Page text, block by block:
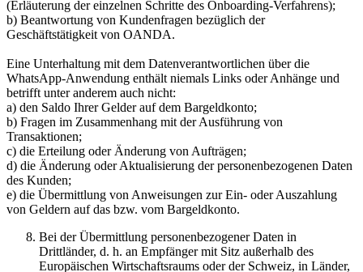
(Erläuterung der einzelnen Schritte des Onboarding-Verfahrens);
b) Beantwortung von Kundenfragen bezüglich der
Geschäftstätigkeit von OANDA.
Eine Unterhaltung mit dem Datenverantwortlichen über die
WhatsApp-Anwendung enthält niemals Links oder Anhänge und
betrifft unter anderem auch nicht:
a) den Saldo Ihrer Gelder auf dem Bargeldkonto;
b) Fragen im Zusammenhang mit der Ausführung von
Transaktionen;
c) die Erteilung oder Änderung von Aufträgen;
d) die Änderung oder Aktualisierung der personenbezogenen Daten
des Kunden;
e) die Übermittlung von Anweisungen zur Ein- oder Auszahlung
von Geldern auf das bzw. vom Bargeldkonto.
Bei der Übermittlung personenbezogener Daten in
Drittländer, d. h. an Empfänger mit Sitz außerhalb des
Europäischen Wirtschaftsraums oder der Schweiz, in Länder,